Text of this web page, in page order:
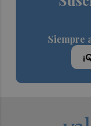
Siempre